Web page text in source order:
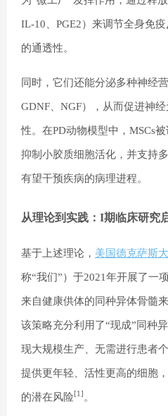
IL-10、PGE2）来调节全身免
的通透性。
同时，它们还能分泌多种神经
GDNF、NGF），从而促进神
性。在PD动物模型中，MSCs
抑制小胶质细胞活化，并支持
有望干预疾病的病理进程。
从理论到实践：I期临床研究
基于上述理论， 美国德克萨斯
称“我们”）于2021年开展了一
来自健康供体的同种异体骨髓来
该策略充分利用了“现成”同种
现大规模生产、无需进行患者
提供更年轻、活性更高的细胞
的潜在风险[1] 。